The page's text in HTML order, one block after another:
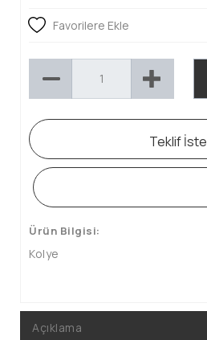
Favorilere Ekle
Teklif İste
Ürün Bilgisi:
Kolye
Açıklama